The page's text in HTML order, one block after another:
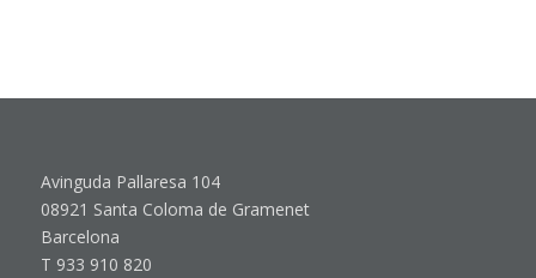
Avinguda Pallaresa 104
08921 Santa Coloma de Gramenet
Barcelona
T 933 910 820